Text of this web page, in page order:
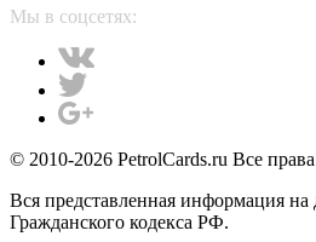
Мы в соцсетях:
© 2010-2026 PetrolCards.ru Все
Вся представленная информация
Гражданского кодекса РФ.